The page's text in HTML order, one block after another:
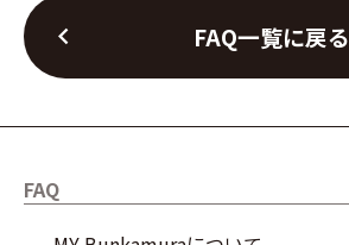
chevron_left FAQ一覧に戻る
FAQ